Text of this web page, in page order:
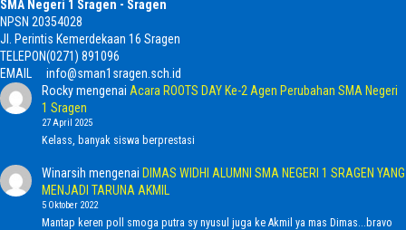
SMA Negeri 1 Sragen - Sragen
NPSN 20354028
Jl. Perintis Kemerdekaan 16 Sragen
TELEPON(0271) 891096
EMAIL
info@sman1sragen.sch.id
Rockymengenai Acara ROOTS DAY Ke-2 Agen Perubahan SMA Negeri
1 Sragen
27 April 2025
Kelass, banyak siswa berprestasi
Winarsih mengenai DIMAS WIDHI ALUMNI SMA NEGERI 1 SRAGEN YANG
MENJADI TARUNA AKMIL
5 Oktober 2022
Mantap keren poll smoga putra sy nyusul juga ke Akmil ya mas Dimas...bravo